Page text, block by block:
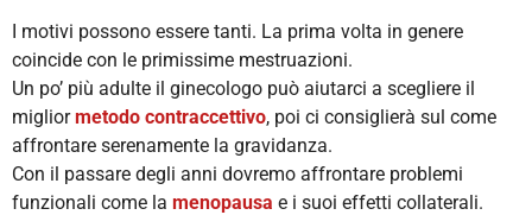
I motivi possono essere tanti. La prima volta in genere
coincide con le primissime mestruazioni.
Un po’ più adulte il ginecologo può aiutarci a scegliere il
migliormetodo contraccettivo, poi ci consiglierà sul come
affrontare serenamente la gravidanza.
Con il passare degli anni dovremo affrontare problemi
funzionali come la menopausa e i suoi effetti collaterali.